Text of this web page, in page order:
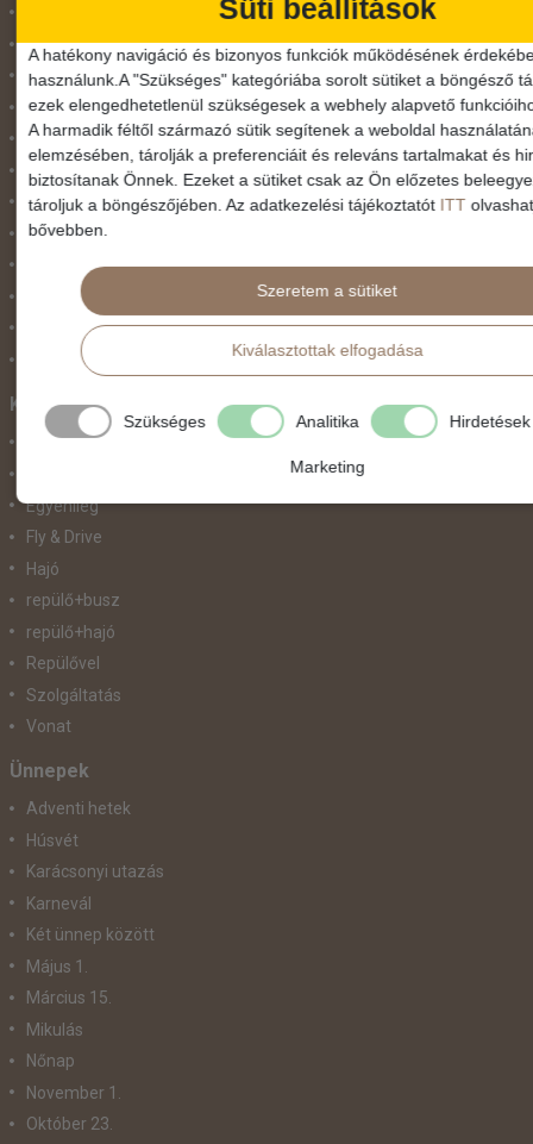
Észak-Afrika
Észak-Amerika
Észak-Európa
Hajóutak
Kelet-Európa
Közel-Kelet
Közép-Amerika
Közép-Európa
Nyugat-Afrika
Nyugat-Európa
Világ körüli körutazás
Közlekedés
Busszal
Egyénileg
Fly & Drive
Hajó
repülő+busz
repülő+hajó
Repülővel
Szolgáltatás
Vonat
Ünnepek
Adventi hetek
Húsvét
Karácsonyi utazás
Karnevál
Két ünnep között
Május 1.
Március 15.
Mikulás
Nőnap
November 1.
Október 23.
Süti beállítások
A hatékony navigáció és bizonyos funkciók működésének
használunk.A "Szükséges" kategóriába sorolt sütiket a böngésző
ezek elengedhetetlenül szükségesek a webhely alapvető
A harmadik féltől származó sütik segítenek a weboldal
elemzésében, tárolják a preferenciáit és releváns tartalmakat és
biztosítanak Önnek. Ezeket a sütiket csak az Ön előzetes
tároljuk a böngészőjében. Az adatkezelési tájékoztatót ITT
bővebben.
Szeretem a sütiket
Kiválasztottak elfogadása
Szükséges Analitika Hirdetések
Marketing